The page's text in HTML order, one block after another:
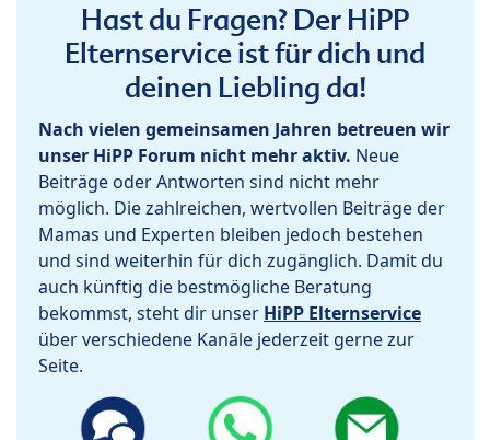
Hast du Fragen? Der HiPP
Elternservice ist für dich und
deinen Liebling da!
Nach vielen gemeinsamen Jahren betreuen wir
unser HiPP Forum nicht mehr aktiv. Neue
Beiträge oder Antworten sind nicht mehr
möglich. Die zahlreichen, wertvollen Beiträge der
Mamas und Experten bleiben jedoch bestehen
und sind weiterhin für dich zugänglich. Damit du
auch künftig die bestmögliche Beratung
bekommst, steht dir unser HiPP Elternservice
über verschiedene Kanäle jederzeit gerne zur
Seite.